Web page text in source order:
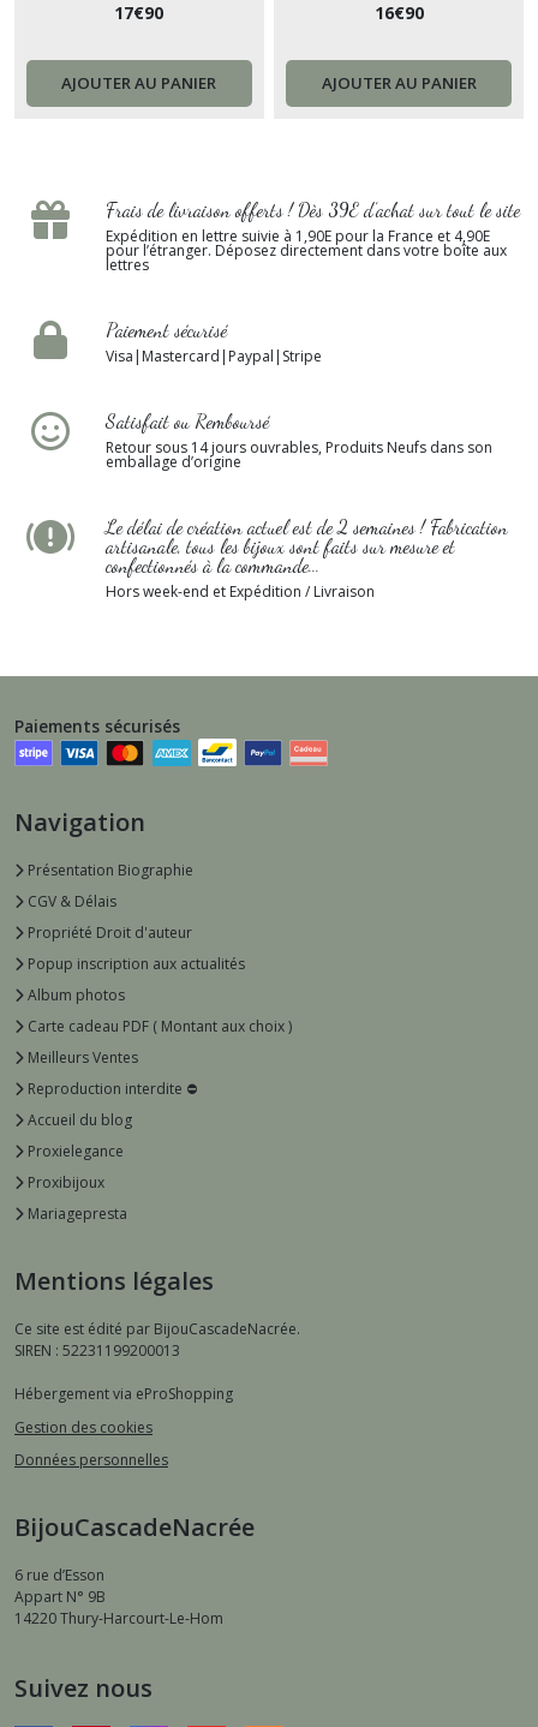
nacrées fait main fine chaîne
17€90
AJOUTER AU PANIER
pierre semi précieuse, oeil de
16€90
AJOUTER AU PANIER
Frais de livraison offerts ! Dès 39E d’achat sur tout le site
Expédition en lettre suivie à 1,90E pour la France et 4,90E
pour l’étranger. Déposez directement dans votre boîte aux
lettres
Paiement sécurisé
Visa|Mastercard|Paypal|Stripe
Satisfait ou Remboursé
Retour sous 14 jours ouvrables, Produits Neufs dans son
emballage d’origine
Le délai de création actuel est de 2 semaines ! Fabrication
artisanale, tous les bijoux sont faits sur mesure et
confectionnés à la commande...
Hors week-end et Expédition / Livraison
Paiements sécurisés
Navigation
Présentation Biographie
CGV & Délais
Propriété Droit d'auteur
Popup inscription aux actualités
Album photos
Carte cadeau PDF ( Montant aux choix )
Meilleurs Ventes
Reproduction interdite ⛔️
Accueil du blog
Proxielegance
Proxibijoux
Mariagepresta
Mentions légales
Ce site est édité par BijouCascadeNacrée.
SIREN : 52231199200013
Hébergement via eProShopping
Gestion des cookies
Données personnelles
BijouCascadeNacrée
6 rue d’Esson
Appart N° 9B
14220Thury-Harcourt-Le-Hom
Suivez nous